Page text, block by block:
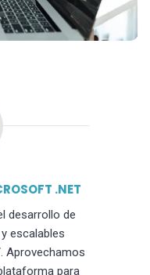
.NET
desarrollo de
escalables
. Aprovechamos
para